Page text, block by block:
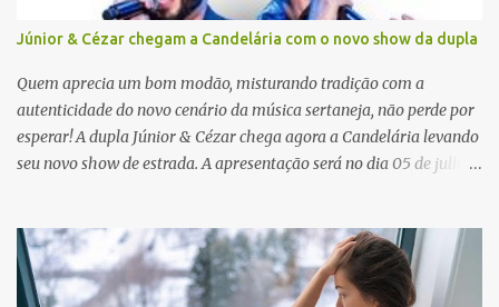
Júnior & Cézar chegam a Candelária com o novo show da dupla
Quem aprecia um bom modão, misturando tradição com a
autenticidade do novo cenário da música sertaneja, não perde por
esperar! A dupla Júnior & Cézar chega agora a Candelária levando
seu novo show de estrada. A apresentação será no dia 05 de julho
barriga diferente. O projeto ‘Simplesmente’ ainda nem foi lançado
por completo e já ver o público cantando com a gente, show após
show, é algo surreal. Muita gente que nos acompanha, desde os